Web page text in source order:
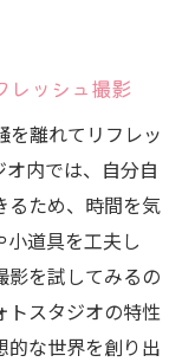
レッシュ撮影
を離れてリフレッ
内では、自分自
るため、時間を気
小道具を工夫し
影を試してみるの
トスタジオの特性
的な世界を創り出